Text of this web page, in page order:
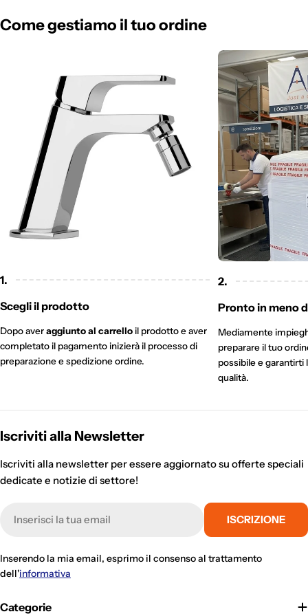
Come gestiamo il tuo ordine
1.
Scegli il prodotto
Dopo averaggiunto al carrello il prodotto e aver
completato il pagamento inizierà il processo di
preparazione e spedizione ordine.
2.
Pronto in meno
Mediamente
preparare il tuo
possibile e garantirti
qualità.
Categorie
Iscriviti alla Newsletter
Iscriviti alla newsletter per essere aggiornato su offerte speciali
dedicate e notizie di settore!
mail
ISCRIZIONE
Inserendo la mia email, esprimo il consenso al trattamento
dell'informativa